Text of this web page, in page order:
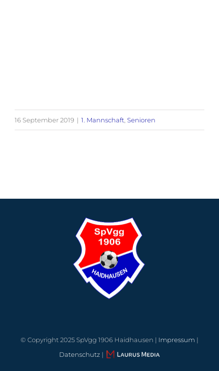
16 September 2019 | 1. Mannschaft Senioren
© Copyright 2025 SpVgg 1906 Haidhausen | Impressum |
Datenschutz |